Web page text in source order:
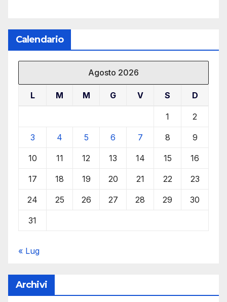
Calendario
Agosto 2026
L M M G V S D
1 2
3 4 5 6 7 8 9
10 11 12 13 14 15 16
17 18 19 20 21 22 23
24 25 26 27 28 29 30
31
« Lug
Archivi